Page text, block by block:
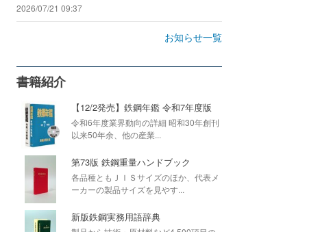
2026/07/21 09:37
お知らせ一覧
書籍紹介
【12/2発売】鉄鋼年鑑 令和7年度版
令和6年度業界動向の詳細 昭和30年創刊
以来50年余、他の産業...
第73版 鉄鋼重量ハンドブック
各品種ともＪＩＳサイズのほか、代表メ
ーカーの製品サイズを見やす...
新版鉄鋼実務用語辞典